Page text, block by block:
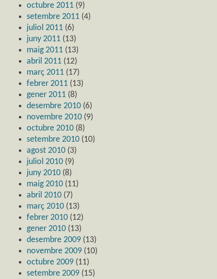
octubre 2011 (9)
setembre 2011 (4)
juliol 2011 (6)
juny 2011 (13)
maig 2011 (13)
abril 2011 (12)
març 2011 (17)
febrer 2011 (13)
gener 2011 (8)
desembre 2010 (6)
novembre 2010 (9)
octubre 2010 (8)
setembre 2010 (10)
agost 2010 (3)
juliol 2010 (9)
juny 2010 (8)
maig 2010 (11)
abril 2010 (7)
març 2010 (13)
febrer 2010 (12)
gener 2010 (13)
desembre 2009 (13)
novembre 2009 (10)
octubre 2009 (11)
setembre 2009 (15)